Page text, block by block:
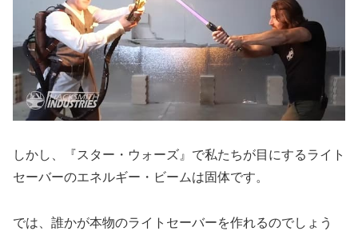
しかし、『スター・ウォーズ』で私たちが目にするライト
セーバーのエネルギー・ビームは固体です。
では、誰かが本物のライトセーバーを作れるのでしょう